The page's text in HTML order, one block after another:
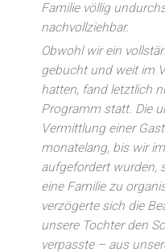
Familie völlig
nachvollziehbar.
Obwohl wir ein
gebucht und weit im
hatten, fand letztlich
Programm statt. Die
Vermittlung einer
monatelang, bis wir
aufgefordert wurden,
eine Familie zu
verzögerte sich die
unsere Tochter den
verpasste – aus